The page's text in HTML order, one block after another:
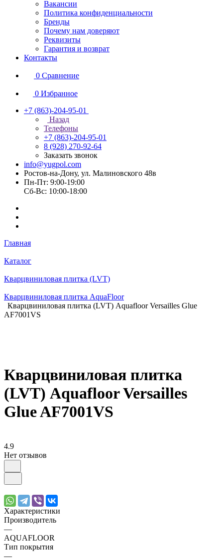
Вакансии
Политика конфиденциальности
Бренды
Почему нам доверяют
Реквизиты
Гарантия и возврат
Контакты
0 Сравнение
0 Избранное
+7 (863)-204-95-01
Назад
Телефоны
+7 (863)-204-95-01
8 (928) 270-92-64
Заказать звонок
info@yugpol.com
Ростов-на-Дону, ул. Малиновского 48в
Пн-Пт: 9:00-19:00
Cб-Вс: 10:00-18:00
Главная
Каталог
Кварцвиниловая плитка (LVT)
Кварцвиниловая плитка AquaFloor
Кварцвиниловая плитка (LVT) Aquafloor Versailles Glue
AF7001VS
Кварцвиниловая плитка
(LVT) Aquafloor Versailles
Glue AF7001VS
4.9
Нет отзывов
Характеристики
Производитель
—
AQUAFLOOR
Тип покрытия
—